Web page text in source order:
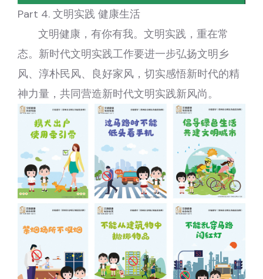
Part 4. 文明实践 健康生活
文明健康，有你有我。文明实践，重在常
态。新时代文明实践工作要进一步弘扬文明乡
风、淳朴民风、良好家风，切实感悟新时代的精
神力量，共同营造新时代文明实践新风尚。